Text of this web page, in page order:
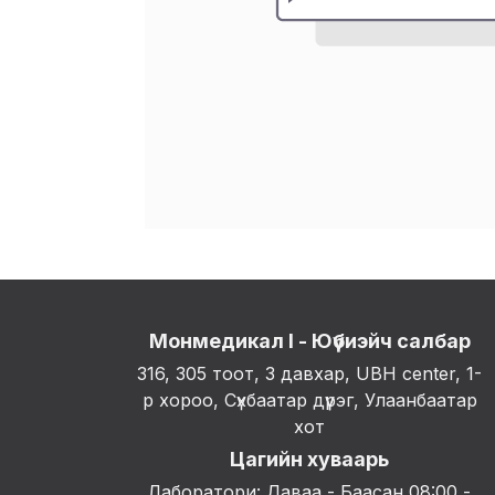
Монмедикал I - Юүбиэйч салбар
316, 305 тоот, 3 давхар, UBH center, 1-
р хороо, Сүхбаатар дүүрэг, Улаанбаатар
хот
Цагийн хуваарь